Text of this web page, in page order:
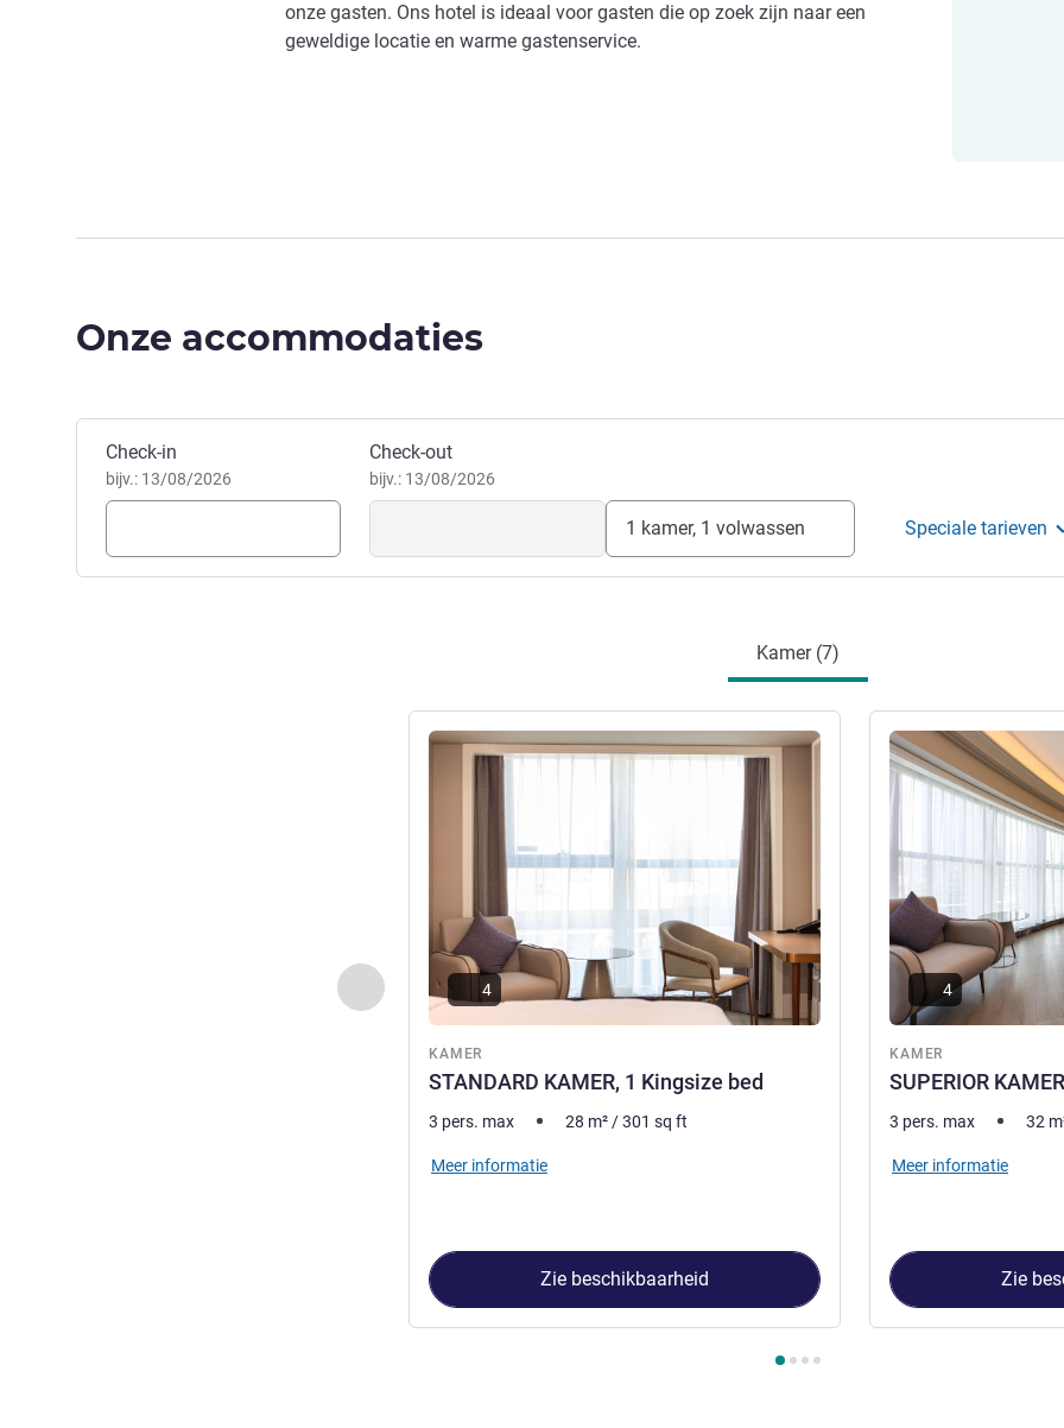
onze gasten. Ons hotel is ideaal voor gasten die op zoek zijn naar een
geweldige locatie en warme gastenservice.
Onze accommodaties
Boek dit hotel
Check-in
bijv.: 13/08/2026
Check-out
bijv.: 13/08/2026
1 kamer, 1 volwassen Speciale tarieven
Kamer (7)
Vorige - Kamer
KAMER
STANDARD KAMER, 1 Kingsize bed
Meer informatie
4
3 pers. max 28 m² /301 sq ft
Meer informatie
Zie beschikbaarheid
KAMER
SUPERIOR
Meer informatie
4
3 pers. max 32
Meer informatie
Zie